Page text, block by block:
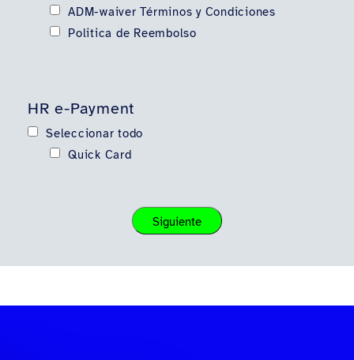
ADM-waiver Términos y Condiciones
Politica de Reembolso
HR e-Payment
Seleccionar todo
Quick Card
Siguiente